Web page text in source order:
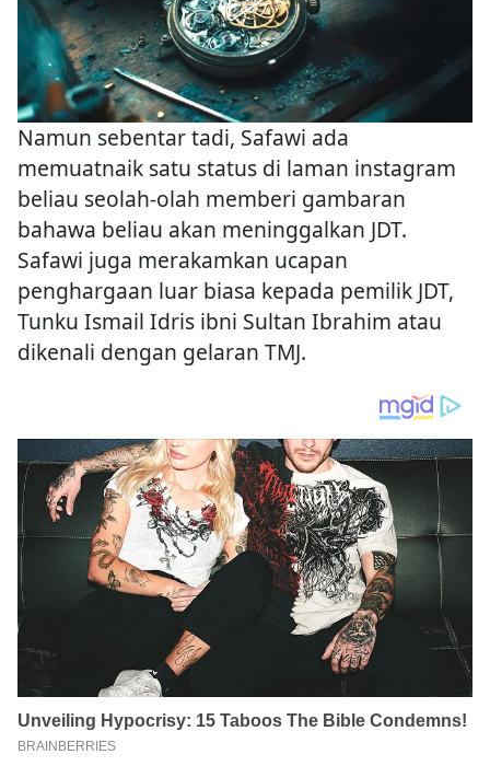
Namun sebentar tadi, Safawi ada
memuatnaik satu status di laman instagram
beliau seolah-olah memberi gambaran
bahawa beliau akan meninggalkan JDT.
Safawi juga merakamkan ucapan
penghargaan luar biasa kepada pemilik JDT,
Tunku Ismail Idris ibni Sultan Ibrahim atau
dikenali dengan gelaran TMJ.